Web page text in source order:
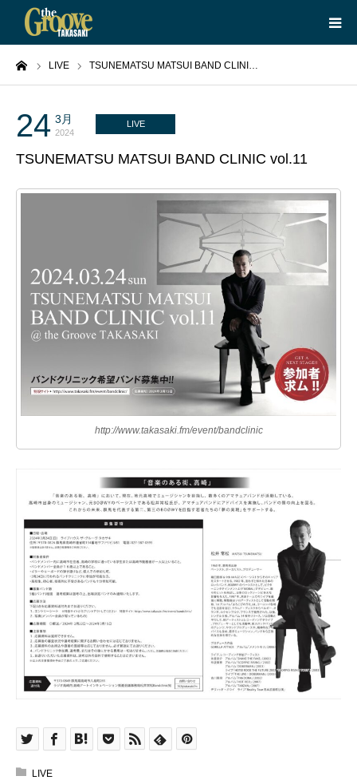
LIVE TSUNEMATSU MATSUI BAND CLINI…
24 3月
2024
LIVE
TSUNEMATSU MATSUI BAND CLINIC vol.11
http://www.takasaki.fm/event/bandclinic
LIVE
HOME
LIVE
EQUIPMENT
CONTACT